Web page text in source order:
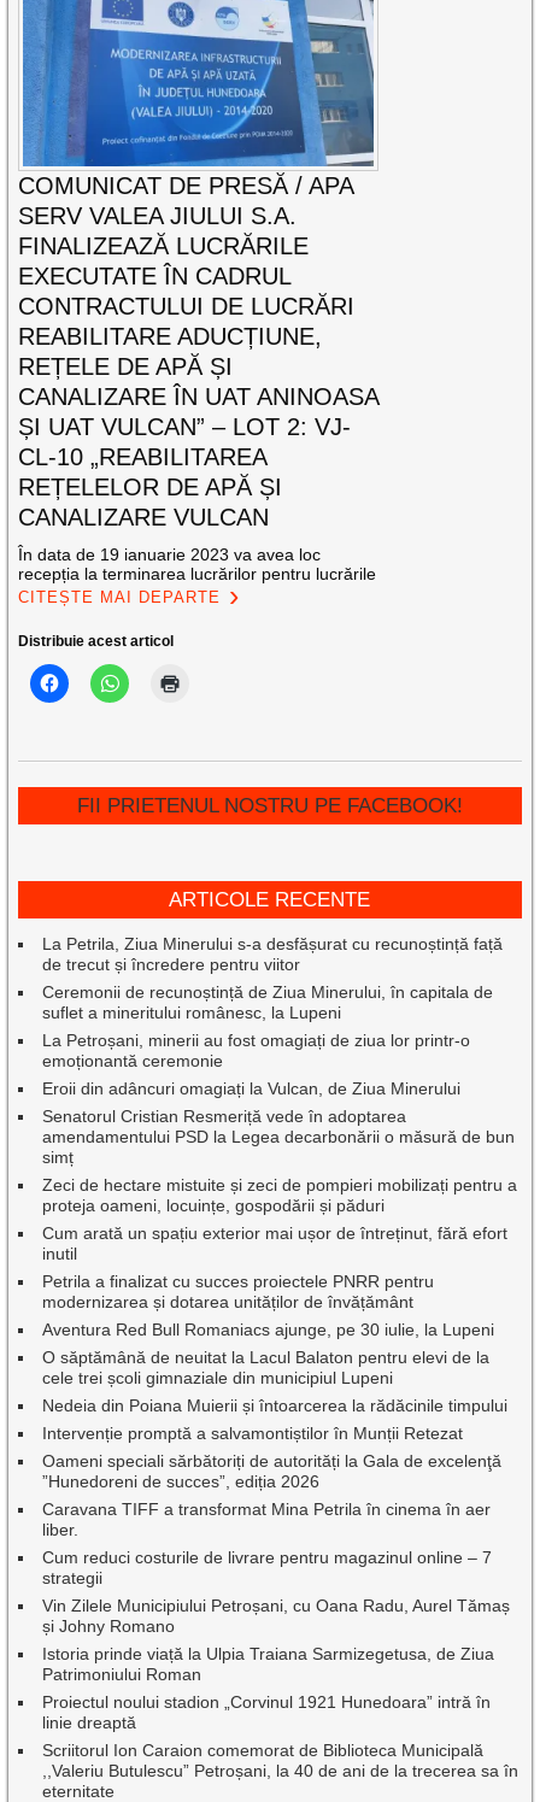
COMUNICAT DE PRESĂ / APA
SERV VALEA JIULUI S.A.
FINALIZEAZĂ LUCRĂRILE
EXECUTATE ÎN CADRUL
CONTRACTULUI DE LUCRĂRI
REABILITARE ADUCȚIUNE,
REȚELE DE APĂ ȘI
CANALIZARE ÎN UAT ANINOASA
ȘI UAT VULCAN” – LOT 2: VJ-
CL-10 „REABILITAREA
REȚELELOR DE APĂ ȘI
CANALIZARE VULCAN
În data de 19 ianuarie 2023 va avea loc
recepția la terminarea lucrărilor pentru lucrările
CITEȘTE MAI DEPARTE
Distribuie acest articol
FII PRIETENUL NOSTRU PE FACEBOOK!
ARTICOLE RECENTE
La Petrila, Ziua Minerului s-a desfășurat cu recunoștință față
de trecut și încredere pentru viitor
Ceremonii de recunoștință de Ziua Minerului, în capitala de
suflet a mineritului românesc, la Lupeni
La Petroșani, minerii au fost omagiați de ziua lor printr-o
emoționantă ceremonie
Eroii din adâncuri omagiați la Vulcan, de Ziua Minerului
Senatorul Cristian Resmeriță vede în adoptarea
amendamentului PSD la Legea decarbonării o măsură de bun
simț
Zeci de hectare mistuite și zeci de pompieri mobilizați pentru a
proteja oameni, locuințe, gospodării și păduri
Cum arată un spațiu exterior mai ușor de întreținut, fără efort
inutil
Petrila a finalizat cu succes proiectele PNRR pentru
modernizarea și dotarea unităților de învățământ
Aventura Red Bull Romaniacs ajunge, pe 30 iulie, la Lupeni
O săptămână de neuitat la Lacul Balaton pentru elevi de la
cele trei școli gimnaziale din municipiul Lupeni
Nedeia din Poiana Muierii și întoarcerea la rădăcinile timpului
Intervenție promptă a salvamontiștilor în Munții Retezat
Oameni speciali sărbătoriți de autorități la Gala de excelenţă
”Hunedoreni de succes”, ediția 2026
Caravana TIFF a transformat Mina Petrila în cinema în aer
liber.
Cum reduci costurile de livrare pentru magazinul online – 7
strategii
Vin Zilele Municipiului Petroșani, cu Oana Radu, Aurel Tămaș
și Johny Romano
Istoria prinde viață la Ulpia Traiana Sarmizegetusa, de Ziua
Patrimoniului Roman
Proiectul noului stadion „Corvinul 1921 Hunedoara” intră în
linie dreaptă
Scriitorul Ion Caraion comemorat de Biblioteca Municipală
,,Valeriu Butulescu” Petroșani, la 40 de ani de la trecerea sa în
eternitate